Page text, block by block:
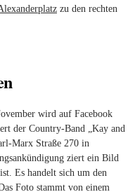
zu den rechten
wird auf Facebook
der Country-Band „Kay and
Marx Straße 270 in
ziert ein Bild
Es handelt sich um den
Foto stammt von einem